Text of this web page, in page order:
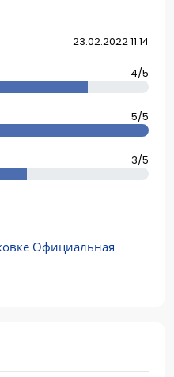
23.02.2022 11:14
4/5
5/5
3/5
Официальная